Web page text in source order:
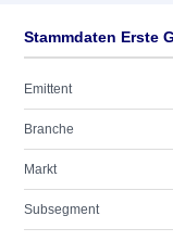
Stammdaten Erste
Emittent
Branche
Markt
Subsegment